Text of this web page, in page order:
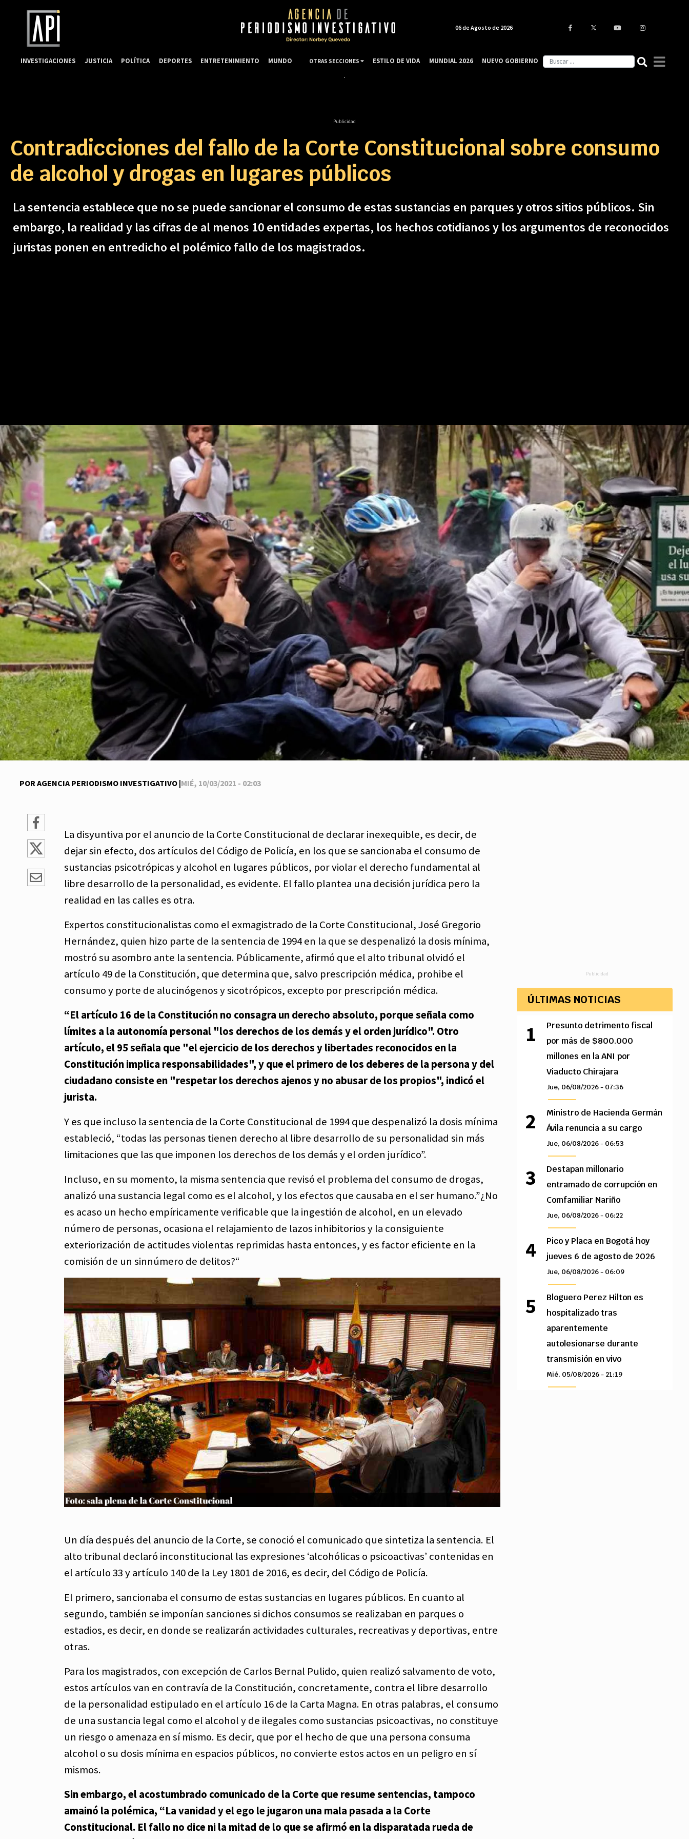
Publicidad
Contradicciones del fallo de la Corte Constitucional sobre consumo
de alcohol y drogas en lugares públicos
La sentencia establece que no se puede sancionar el consumo de estas sustancias en parques y otros sitios públicos. Sin
embargo, la realidad y las cifras de al menos 10 entidades expertas, los hechos cotidianos y los argumentos de reconocidos
juristas ponen en entredicho el polémico fallo de los magistrados.
POR AGENCIA PERIODISMO INVESTIGATIVO |MIÉ, 10/03/2021 - 02:03
La disyuntiva por el anuncio de la Corte Constitucional de declarar inexequible, es decir, de
dejar sin efecto, dos artículos del Código de Policía, en los que se sancionaba el consumo de
sustancias psicotrópicas y alcohol en lugares públicos, por violar el derecho fundamental al
libre desarrollo de la personalidad, es evidente. El fallo plantea una decisión jurídica pero la
realidad en las calles es otra.
Expertos constitucionalistas como el exmagistrado de la Corte Constitucional, José Gregorio
Hernández, quien hizo parte de la sentencia de 1994 en la que se despenalizó la dosis mínima,
mostró su asombro ante la sentencia. Públicamente, afirmó que el alto tribunal olvidó el
artículo 49 de la Constitución, que determina que, salvo prescripción médica, prohibe el
consumo y porte de alucinógenos y sicotrópicos, excepto por prescripción médica.
“El artículo 16 de la Constitución no consagra un derecho absoluto, porque señala como
límites a la autonomía personal "los derechos de los demás y el orden jurídico". Otro
artículo, el 95 señala que "el ejercicio de los derechos y libertades reconocidos en la
Constitución implica responsabilidades", y que el primero de los deberes de la persona y del
ciudadano consiste en "respetar los derechos ajenos y no abusar de los propios", indicó el
jurista.
Y es que incluso la sentencia de la Corte Constitucional de 1994 que despenalizó la dosis mínima
estableció, “todas las personas tienen derecho al libre desarrollo de su personalidad sin más
limitaciones que las que imponen los derechos de los demás y el orden jurídico”.
Incluso, en su momento, la misma sentencia que revisó el problema del consumo de drogas,
analizó una sustancia legal como es el alcohol, y los efectos que causaba en el ser humano.”¿No
es acaso un hecho empíricamente verificable que la ingestión de alcohol, en un elevado
número de personas, ocasiona el relajamiento de lazos inhibitorios y la consiguiente
exteriorización de actitudes violentas reprimidas hasta entonces, y es factor eficiente en la
comisión de un sinnúmero de delitos?“
Un día después del anuncio de la Corte, se conoció el comunicado que sintetiza la sentencia. El
alto tribunal declaró inconstitucional las expresiones ‘alcohólicas o psicoactivas’ contenidas en
el artículo 33 y artículo 140 de la Ley 1801 de 2016, es decir, del Código de Policía.
El primero, sancionaba el consumo de estas sustancias en lugares públicos. En cuanto al
segundo, también se imponían sanciones si dichos consumos se realizaban en parques o
estadios, es decir, en donde se realizarán actividades culturales, recreativas y deportivas, entre
otras.
Para los magistrados, con excepción de Carlos Bernal Pulido, quien realizó salvamento de voto,
estos artículos van en contravía de la Constitución, concretamente, contra el libre desarrollo
de la personalidad estipulado en el artículo 16 de la Carta Magna. En otras palabras, el consumo
de una sustancia legal como el alcohol y de ilegales como sustancias psicoactivas, no constituye
un riesgo o amenaza en sí mismo. Es decir, que por el hecho de que una persona consuma
alcohol o su dosis mínima en espacios públicos, no convierte estos actos en un peligro en sí
mismos.
Sin embargo, el acostumbrado comunicado de la Corte que resume sentencias, tampoco
amainó la polémica, “La vanidad y el ego le jugaron una mala pasada a la Corte
Constitucional. El fallo no dice ni la mitad de lo que se afirmó en la disparatada rueda de
Publicidad
ÚLTIMAS NOTICIAS
Presunto detrimento fiscal
por más de $800.000
millones en la ANI por
Viaducto Chirajara
Jue, 06/08/2026 - 07:36
Ministro de Hacienda Germán
Ávila renuncia a su cargo
Jue, 06/08/2026 - 06:53
Destapan millonario
entramado de corrupción en
Comfamiliar Nariño
Jue, 06/08/2026 - 06:22
Pico y Placa en Bogotá hoy
jueves 6 de agosto de 2026
Jue, 06/08/2026 - 06:09
Bloguero Perez Hilton es
hospitalizado tras
aparentemente
autolesionarse durante
transmisión en vivo
Mié, 05/08/2026 - 21:19
06 de Agosto de 2026
INVESTIGACIONES JUSTICIA POLÍTICA DEPORTES ENTRETENIMIENTO MUNDO OTRAS SECCIONES ESTILO DE VIDA MUNDIAL 2026 NUEVO GOBIERNO